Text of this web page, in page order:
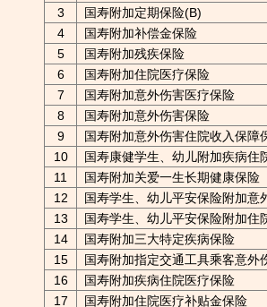
3
国寿附加定期保险(B)
4
国寿附加补偿金保险
5
国寿附加残疾保险
6
国寿附加住院医疗保险
7
国寿附加意外伤害医疗保险
8
国寿附加意外伤害保险
9
国寿附加意外伤害住院收入保障
10
国寿康健学生、幼儿附加疾病住
11
国寿附加关爱一生长期健康保险
12
国寿学生、幼儿平安保险附加意
13
国寿学生、幼儿平安保险附加住
14
国寿附加三大特定疾病保险
15
国寿附加指定交通工具乘客意外
16
国寿附加疾病住院医疗保险
17
国寿附加住院医疗补贴金保险